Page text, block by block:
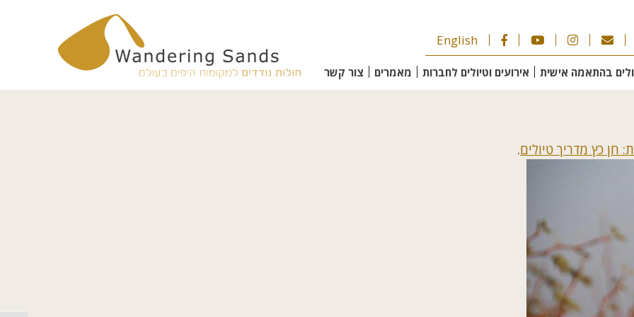
English
בהתאמה אישית אירועים וטיולים לחברות מאמרים צור קשר
חן כץ מדריך טיולים.